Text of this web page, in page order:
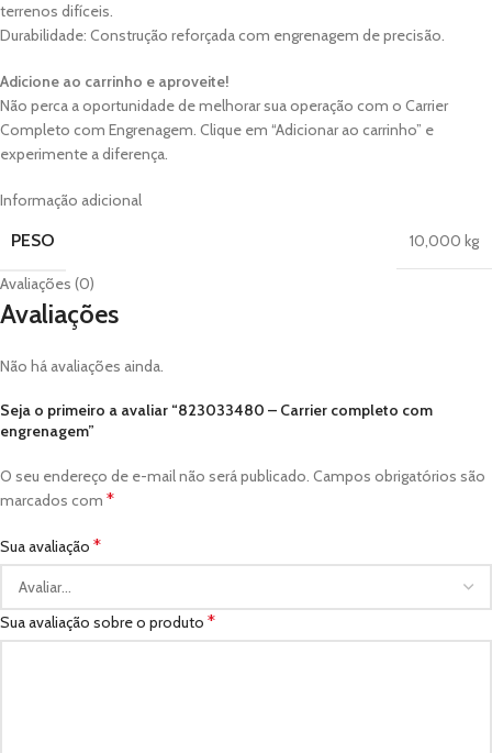
terrenos difíceis.
Durabilidade: Construção reforçada com engrenagem de precisão.
Adicione ao carrinho e aproveite!
Não perca a oportunidade de melhorar sua operação com o Carrier
Completo com Engrenagem. Clique em “Adicionar ao carrinho” e
experimente a diferença.
Informação adicional
PESO 10,000 kg
Avaliações (0)
Avaliações
Não há avaliações ainda.
Seja o primeiro a avaliar “823033480 – Carrier completo com
engrenagem”
O seu endereço de e-mail não será publicado. Campos obrigatórios são
marcados com *
Sua avaliação *
Sua avaliação sobre o produto *